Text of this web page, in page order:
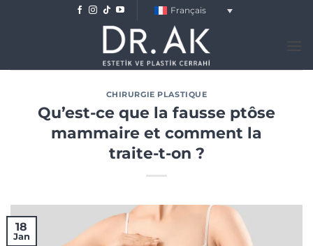
Français
CHIRURGIE PLASTIQUE
Qu’est-ce que la fausse ptôse
mammaire et comment la
traite-t-on ?
18
Jan